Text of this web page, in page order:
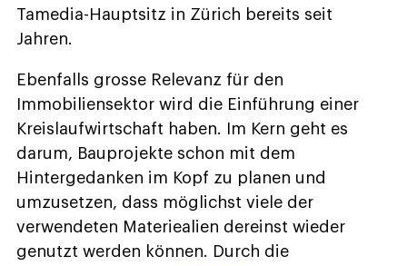
Tamedia-Hauptsitz in Zürich bereits seit
Jahren.
Ebenfalls grosse Relevanz für den
Immobiliensektor wird die Einführung einer
Kreislaufwirtschaft haben. Im Kern geht es
darum, Bauprojekte schon mit dem
Hintergedanken im Kopf zu planen und
umzusetzen, dass möglichst viele der
verwendeten Materiealien dereinst wieder
genutzt werden können. Durch die